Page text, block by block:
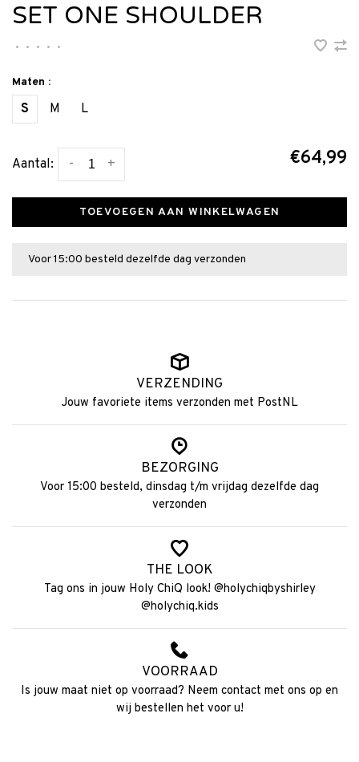
SET ONE SHOULDER
• • • • •
Maten :
S M L
Aantal: +
- €64,99
TOEVOEGEN AAN WINKELWAGEN
Voor 15:00 besteld dezelfde dag verzonden
VERZENDING
Jouw favoriete items verzonden met PostNL
BEZORGING
Voor 15:00 besteld, dinsdag t/m vrijdag dezelfde dag
verzonden
THE LOOK
Tag ons in jouw Holy ChiQ look! @holychiqbyshirley
@holychiq.kids
VOORRAAD
Is jouw maat niet op voorraad? Neem contact met ons op en
wij bestellen het voor u!